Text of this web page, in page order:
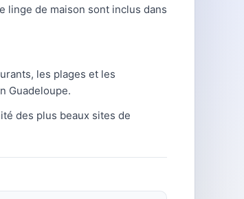
linge de maison sont inclus dans
les plages et les
Guadeloupe.
des plus beaux sites de